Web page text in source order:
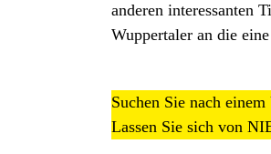
anderen interessanten
Wuppertaler an die
Suchen Sie nach
Lassen Sie sich von